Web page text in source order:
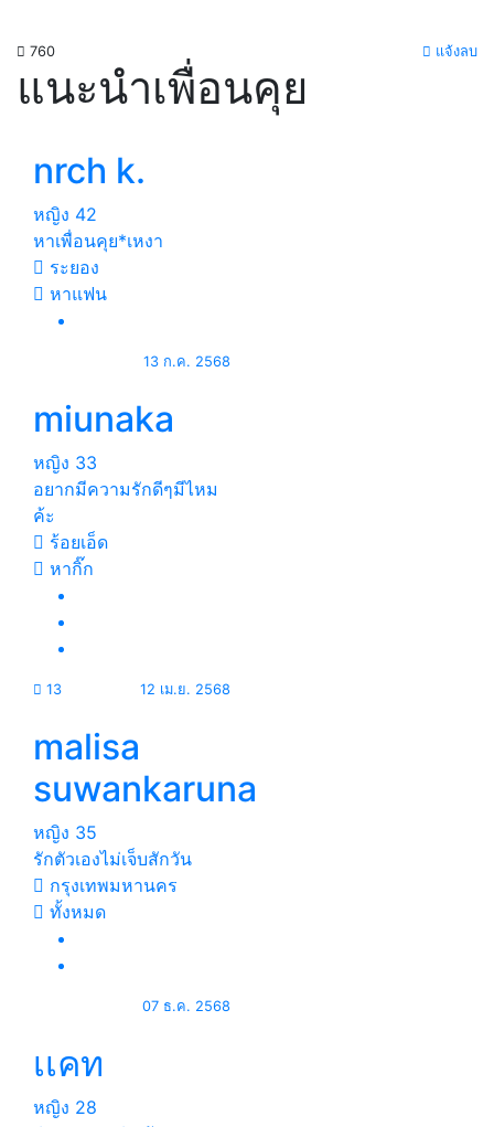
760 แจ้งลบ
แนะนำเพื่อนคุย
nrch k.
หญิง 42
หาเพื่อนคุย*เหงา
ระยอง
หาแฟน
13 ก.ค. 2568
miunaka
หญิง 33
อยากมีความรักดีๆมีไหม
ค้ะ
ร้อยเอ็ด
หากิ๊ก
13 12 เม.ย. 2568
malisa
suwankaruna
หญิง 35
รักตัวเองไม่เจ็บสักวัน
กรุงเทพมหานคร
ทั้งหมด
07 ธ.ค. 2568
เเคท
หญิง 28